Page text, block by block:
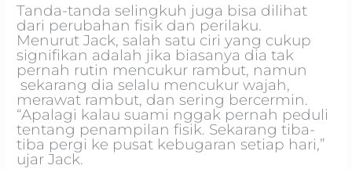
Tanda-tanda selingkuh juga bisa dilihat
dari perubahan fisik dan perilaku.
Menurut Jack, salah satu ciri yang cukup
signifikan adalah jika biasanya dia tak
pernah rutin mencukur rambut, namun
sekarang dia selalu mencukur wajah,
merawat rambut, dan sering bercermin.
“Apalagi kalau suami nggak pernah peduli
tentang penampilan fisik. Sekarang tiba-
tiba pergi ke pusat kebugaran setiap hari,”
ujar Jack.